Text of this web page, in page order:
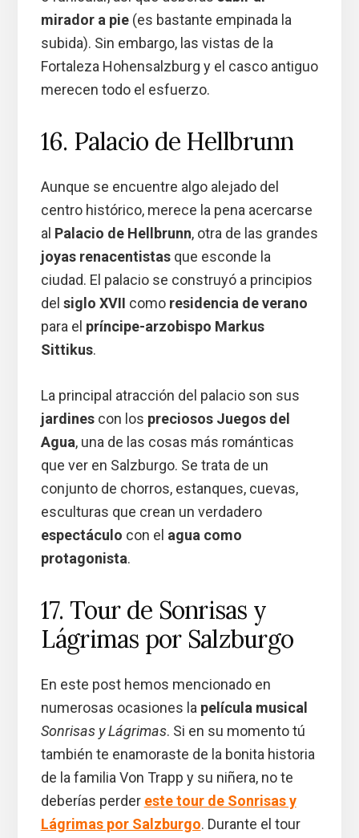
mirador a pie(es bastante empinada la
subida). Sin embargo, las vistas de la
Fortaleza Hohensalzburg y el casco antiguo
merecen todo el esfuerzo.
16. Palacio de Hellbrunn
Aunque se encuentre algo alejado del
centro histórico, merece la pena acercarse
al Palacio de Hellbrunn, otra de las grandes
joyas renacentistasque esconde la
ciudad. El palacio se construyó a principios
del siglo XVII como residencia de verano
para el príncipe-arzobispo Markus
Sittikus.
La principal atracción del palacio son sus
jardinescon los preciosos Juegos del
Agua, una de las cosas más románticas
que ver en Salzburgo. Se trata de un
conjunto de chorros, estanques, cuevas,
esculturas que crean un verdadero
espectáculo con el agua como
protagonista.
17. Tour de Sonrisas y
Lágrimas por Salzburgo
En este post hemos mencionado en
numerosas ocasiones la película musical
Sonrisas y Lágrimas. Si en su momento tú
también te enamoraste de la bonita historia
de la familia Von Trapp y su niñera, no te
deberías perder este tour de Sonrisas y
Lágrimas por Salzburgo. Durante el tour